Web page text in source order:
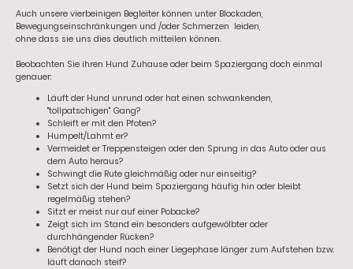
Auch unsere vierbeinigen Begleiter können unter Blockaden,
Bewegungseinschränkungen und /oder Schmerzen leiden,
ohne dass sie uns dies deutlich mitteilen können.
Beobachten Sie ihren Hund Zuhause oder beim Spaziergang doch einmal
genauer:
Läuft der Hund unrund oder hat einen schwankenden,
"tollpatschigen" Gang?
Schleift er mit den Pfoten?
Humpelt/Lahmt er?
Vermeidet er Treppensteigen oder den Sprung in das Auto oder aus
dem Auto heraus?
Schwingt die Rute gleichmäßig oder nur einseitig?
Setzt sich der Hund beim Spaziergang häufig hin oder bleibt
regelmäßig stehen?
Sitzt er meist nur auf einer Pobacke?
Zeigt sich im Stand ein besonders aufgewölbter oder
durchhängender Rücken?
Benötigt der Hund nach einer Liegephase länger zum Aufstehen bzw.
läuft danach steif?